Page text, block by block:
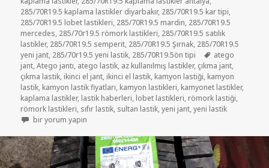
285/70R19.5 kaplama lastikler diyarbakır, 285/70R19.5 kar tipi,
285/70R19.5 lobet lastikleri, 285/70R19.5 mardin, 285/70R19.5
mercedes, 285/70r19.5 römork lastikleri, 285/70R19.5 satılık
lastikler, 285/70R19.5 semperit, 285/70R19.5 Şırnak, 285/70R19.5
yeni jant, 285/70r19.5 yeni lastik, 285/70R19.5ön tipi Etiketler
atego
jant,Atego jantı, atego lastik, az kullanılmış lastikler, çıkma jant,
çıkma lastik, ikinci el jant, ikinci el lastik, kamyon lastiği, kamyon
lastik, kamyon lastik fiyatları, kamyon lastikleri, kamyonet lastikler,
kaplama lastikler, lastik haberleri, lobet lastikleri, römork lastiği,
römork lastikleri, sıfır lastik, sultan lastik,yeni jant,yeni lastik
285/70R19.5 İKİNCİ EL ÇIKMA LASTİK RÖMORK LASTİKLER için
bir yorum yapın